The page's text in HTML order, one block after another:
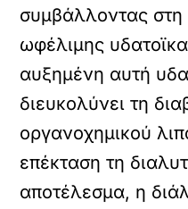
συμβάλλοντας στη
ωφέλιμης
αυξημένη αυτή
διευκολύνει τη
οργανοχημικού
επέκταση τη
αποτέλεσμα, η